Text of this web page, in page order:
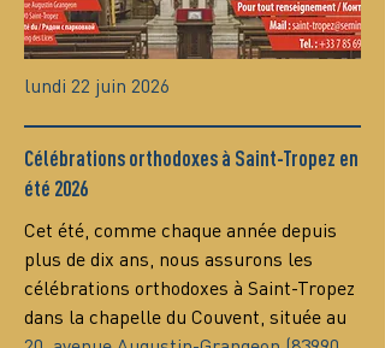
lundi 22 juin 2026
Célébrations orthodoxes à Saint-Tropez en
été 2026
Cet été, comme chaque année depuis
plus de dix ans, nous assurons les
célébrations orthodoxes à Saint-Tropez
dans la chapelle du Couvent, située au